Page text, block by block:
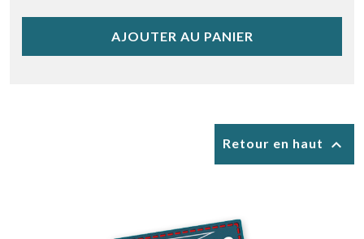
AJOUTER AU PANIER
Retour en haut 